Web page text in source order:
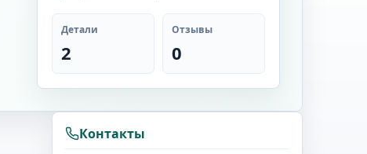
Детали
2
Отзывы
0
Контакты